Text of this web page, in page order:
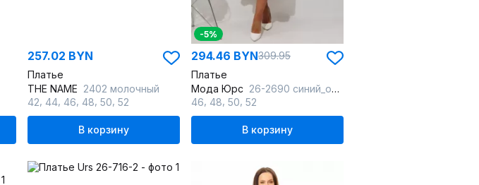
257.02 BYN
Платье
THE NAME 2402 молочный
42 44 46 48 50 52
В корзину
-5%
294.46 BYN309.95
Платье
Мода Юрс 26-2690 синий_орнамент
46 48 50 52
В корзину